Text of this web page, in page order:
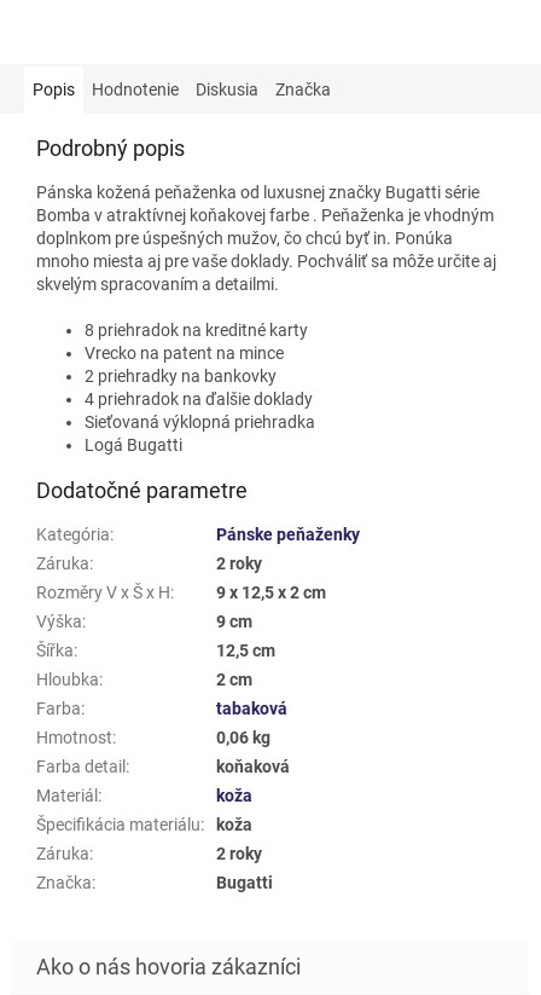
Popis Hodnotenie Diskusia Značka
Podrobný popis
Pánska kožená peňaženka od luxusnej značky Bugatti série
Bomba v atraktívnej koňakovej farbe . Peňaženka je vhodným
doplnkom pre úspešných mužov, čo chcú byť in. Ponúka
mnoho miesta aj pre vaše doklady. Pochváliť sa môže určite aj
skvelým spracovaním a detailmi.
8 priehradok na kreditné karty
Vrecko na patent na mince
2 priehradky na bankovky
4 priehradok na ďalšie doklady
Sieťovaná výklopná priehradka
Logá Bugatti
Dodatočné parametre
Kategória:
Pánske peňaženky
Záruka:
2 roky
Rozměry V x Š x H:
9 x 12,5 x 2 cm
Výška:
9 cm
Šířka:
12,5 cm
Hloubka:
2 cm
Farba:
tabaková
Hmotnost:
0,06 kg
Farba detail :
koňaková
Materiál :
koža
Špecifikácia materiálu:
koža
Záruka:
2 roky
Značka: Bugatti